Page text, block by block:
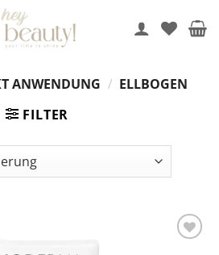
ANWENDUNG / ELLBOGEN
FILTER